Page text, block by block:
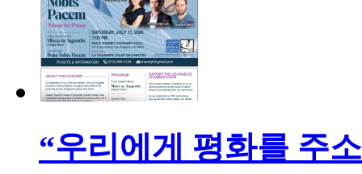
“우리에게 평화를 주